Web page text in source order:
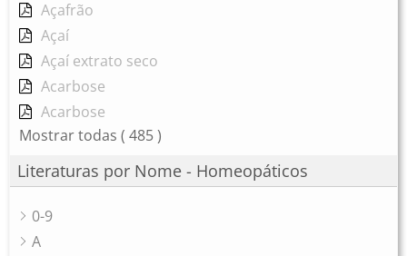
Açafrão
Açaí
Açaí extrato seco
Acarbose
Acarbose
Mostrar todas ( 485 )
Literaturas por Nome - Homeopáticos
0-9
A